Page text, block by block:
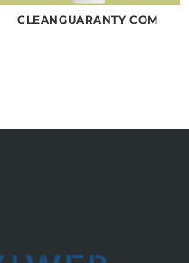
CLEANGUARANTY COM